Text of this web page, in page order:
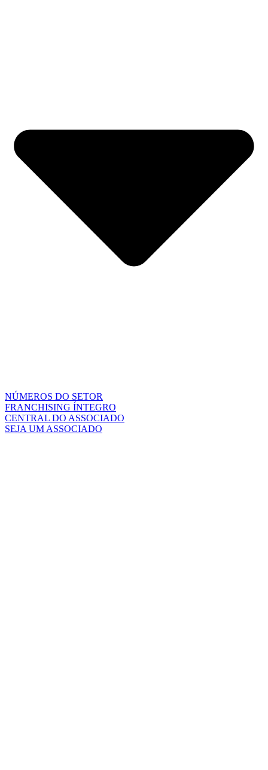
NÚMEROS DO SETOR
FRANCHISING ÍNTEGRO
CENTRAL DO ASSOCIADO
SEJA UM ASSOCIADO